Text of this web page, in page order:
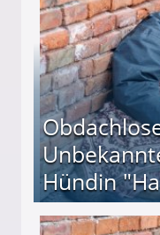
Hündin